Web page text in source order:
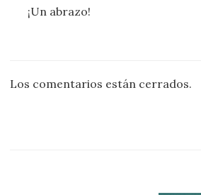
¡Un abrazo!
Los comentarios están cerrados.